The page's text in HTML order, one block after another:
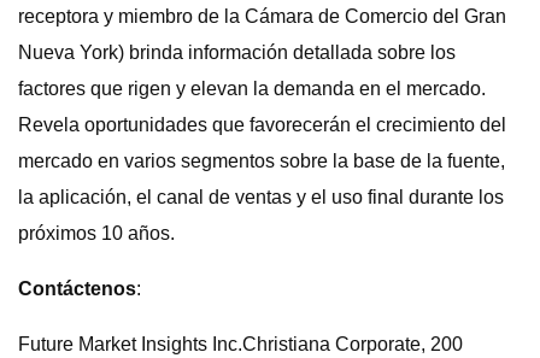
receptora y miembro de la Cámara de Comercio del Gran
Nueva York) brinda información detallada sobre los
factores que rigen y elevan la demanda en el mercado.
Revela oportunidades que favorecerán el crecimiento del
mercado en varios segmentos sobre la base de la fuente,
la aplicación, el canal de ventas y el uso final durante los
próximos 10 años.
Contáctenos:
Future Market Insights Inc.Christiana Corporate, 200